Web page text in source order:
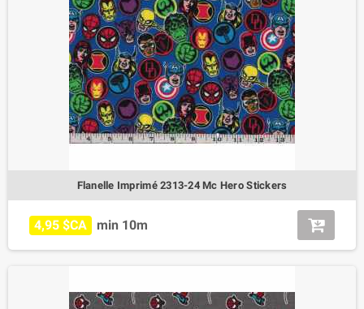
Flanelle Imprimé 2313-24 Mc Hero Stickers
4,95 $CA min 10m